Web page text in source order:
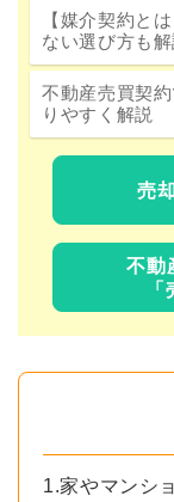
【媒介契約と
ない選び方も解
不動産売買契
りやすく解説
売
不動
1.家やマンシ